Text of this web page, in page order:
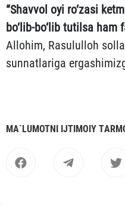
“Shavvol oyi ro‘zasi
bo‘lib-bo‘lib tutilsa ham
Allohim, Rasululloh
sunnatlariga
MА`LUMOTNI IJTIMOIY